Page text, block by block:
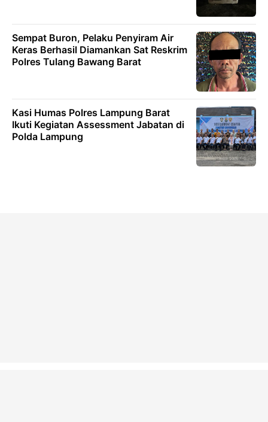
Sempat Buron, Pelaku Penyiram Air
Keras Berhasil Diamankan Sat Reskrim
Polres Tulang Bawang Barat
Kasi Humas Polres Lampung Barat
Ikuti Kegiatan Assessment Jabatan di
Polda Lampung